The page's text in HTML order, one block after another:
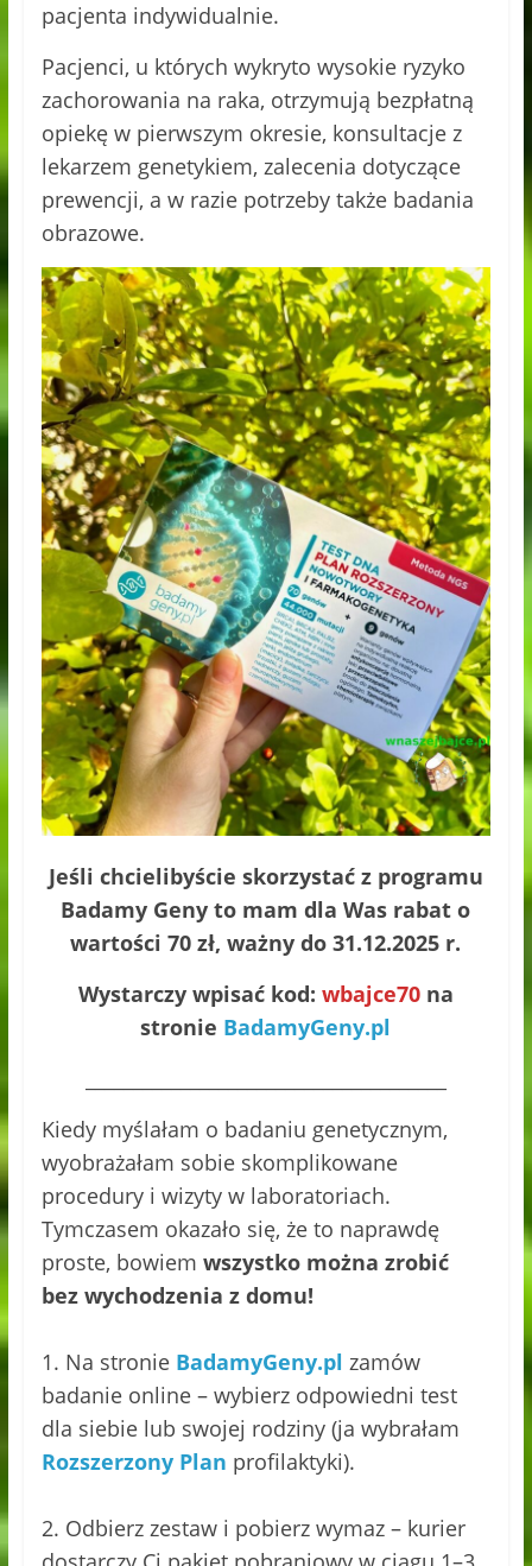
pacjenta indywidualnie.
Pacjenci, u których wykryto wysokie ryzyko
zachorowania na raka, otrzymują bezpłatną
opiekę w pierwszym okresie, konsultacje z
lekarzem genetykiem, zalecenia dotyczące
prewencji, a w razie potrzeby także badania
obrazowe.
Jeśli chcielibyście skorzystać z programu
Badamy Geny to mam dla Was rabat o
wartości 70 zł, ważny do 31.12.2025 r.
Wystarczy wpisać kod: wbajce70 na
stronie BadamyGeny.pl
Kiedy myślałam o badaniu genetycznym,
wyobrażałam sobie skomplikowane
procedury i wizyty w laboratoriach.
Tymczasem okazało się, że to naprawdę
proste, bowiem wszystko można zrobić
bez wychodzenia z domu!
1. Na stronie BadamyGeny.pl zamów
badanie online – wybierz odpowiedni test
dla siebie lub swojej rodziny (ja wybrałam
Rozszerzony Plan profilaktyki).
2️. Odbierz zestaw i pobierz wymaz – kurier